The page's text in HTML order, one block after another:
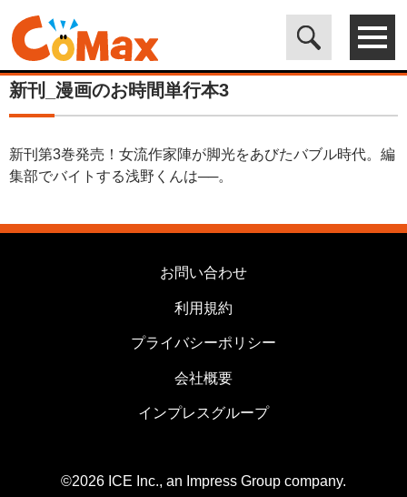
電子書籍マンガ CoMax(コマックス)公式サイト - 株式会社ICE>カ
テゴリは使用しません>新刊_漫画のお時間単行本3
新刊_漫画のお時間単行本3
新刊第3巻発売！女流作家陣が脚光をあびたバブル時代。編
集部でバイトする浅野くんは──。
お問い合わせ
利用規約
プライバシーポリシー
会社概要
インプレスグループ
©2026 ICE Inc., an Impress Group company.